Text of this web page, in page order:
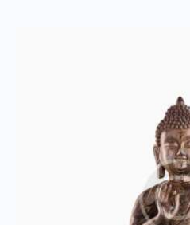
ลงทะเบียนสมาชิก ▾
ประกาศ/กิจกรรม ▾
Announcement/ Activities
เกียรติคุณ